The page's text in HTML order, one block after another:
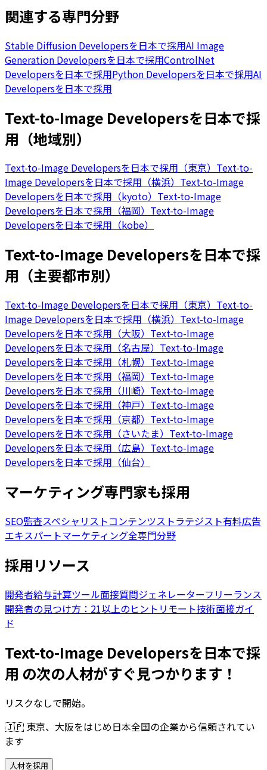
関連する専門分野
Stable Diffusion Developersを日本で採用AI Image
Generation Developersを日本で採用ControlNet
Developersを日本で採用Python Developersを日本で採用AI
Developersを日本で採用
Text-to-Image Developersを日本で採
用（地域別）
Text-to-Image Developersを日本で採用（東京） Text-to-
Image Developersを日本で採用（横浜） Text-to-Image
Developersを日本で採用（kyoto） Text-to-Image
Developersを日本で採用（福岡） Text-to-Image
Developersを日本で採用（kobe）
Text-to-Image Developersを日本で採
用（主要都市別）
Text-to-Image Developersを日本で採用（東京） Text-to-
Image Developersを日本で採用（横浜） Text-to-Image
Developersを日本で採用（大阪） Text-to-Image
Developersを日本で採用（名古屋） Text-to-Image
Developersを日本で採用（札幌） Text-to-Image
Developersを日本で採用（福岡） Text-to-Image
Developersを日本で採用（川崎） Text-to-Image
Developersを日本で採用（神戸） Text-to-Image
Developersを日本で採用（京都） Text-to-Image
Developersを日本で採用（さいたま） Text-to-Image
Developersを日本で採用（広島） Text-to-Image
Developersを日本で採用（仙台）
マーケティング専門家も採用
SEO監査スペシャリストコンテンツストラテジスト有料広告
エキスパートマーケティング全専門分野
採用リソース
開発者給与計算ツール面接質問ジェネレーターフリーランス
開発者の見つけ方：21以上のヒント リモート技術面接ガイ
ド
Text-to-Image Developersを日本で採
用 の次の人材がすぐ見つかります！
リスクなしで開始。
🇯🇵 東京、大阪をはじめ日本全国の企業から信頼されてい
ます
人材を採用